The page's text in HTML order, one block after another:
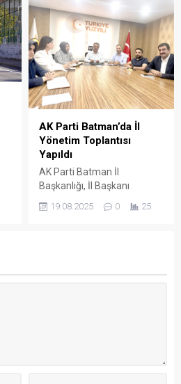
Meclisi’ne yazılı soru
önergesi sundu.
AK Parti Batman’da İl
Yönetim Toplantısı
Yapıldı
AK Parti Batman İl
Başkanlığı, İl Başkanı
il yürütme ve yönetim kurulu
19.08.2025 0 25